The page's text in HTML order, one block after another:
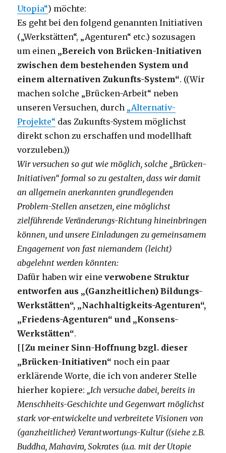
Utopia“) möchte:
Es geht bei den folgend genannten Initiativen
(„Werkstätten“, „Agenturen“ etc.) sozusagen
um einen „Bereich von Brücken-Initiativen
zwischen dem bestehenden System und
einem alternativen Zukunfts-System“. ((Wir
machen solche „Brücken-Arbeit“ neben
unseren Versuchen, durch „Alternativ-
Projekte“ das Zukunfts-System möglichst
direkt schon zu erschaffen und modellhaft
vorzuleben.))
Wir versuchen so gut wie möglich, solche „Brücken-
Initiativen“ formalso zu gestalten, dass wir damit
an allgemein anerkannten grundlegenden
Problem-Stellen ansetzen, eine möglichst
zielführende Veränderungs-Richtung hineinbringen
können, und unsere Einladungen zu gemeinsamem
Engagement von fast niemandem (leicht)
abgelehnt werden könnten:
Dafür haben wir eineverwobene Struktur
entworfen aus „(Ganzheitlichen) Bildungs-
Werkstätten“, „Nachhaltigkeits-Agenturen“,
„Friedens-Agenturen“ und „Konsens-
Werkstätten“.
[[Zu meiner Sinn-Hoffnung bzgl. dieser
„Brücken-Initiativen“ noch ein paar
erklärende Worte, die ich von anderer Stelle
hierher kopiere: „Ich versuche dabei, bereits in
Menschheits-Geschichte und Gegenwart möglichst
stark vor-entwickelte und verbreitete Visionen von
(ganzheitlicher) Verantwortungs-Kultur ((siehe z.B.
Buddha, Mahavira, Sokrates (u.a. mit der Utopie